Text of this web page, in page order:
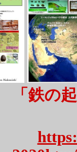
「鉄の